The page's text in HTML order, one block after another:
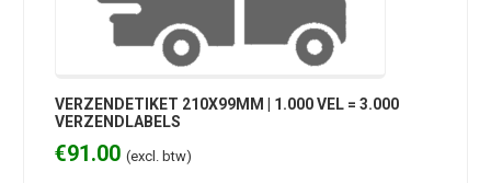
VERZENDETIKET 210X99MM | 1.000 VEL = 3.000
VERZENDLABELS
€91.00 (excl. btw)